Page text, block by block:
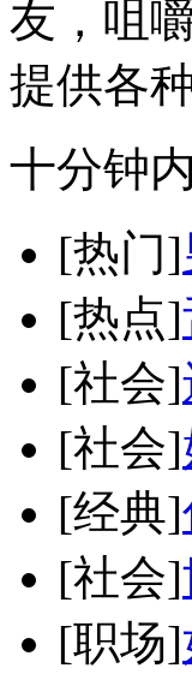
友，咀
提供各
十分钟
[热门]
[热点]
[社会]
[社会]
[经典]
[社会]
[职场]